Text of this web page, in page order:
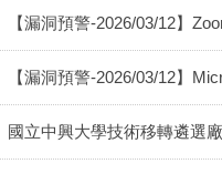
【漏洞預警-2026/03/12】
【漏洞預警-2026/03/12】
國立中興大學技術移轉遴選